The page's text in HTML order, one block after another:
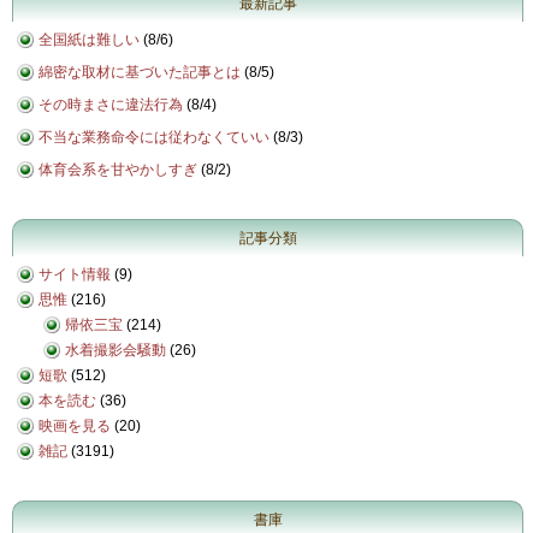
最新記事
全国紙は難しい (8/6)
綿密な取材に基づいた記事とは (8/5)
その時まさに違法行為 (8/4)
不当な業務命令には従わなくていい (8/3)
体育会系を甘やかしすぎ (8/2)
記事分類
サイト情報 (9)
思惟 (216)
帰依三宝 (214)
水着撮影会騒動 (26)
短歌 (512)
本を読む (36)
映画を見る (20)
雑記 (3191)
書庫